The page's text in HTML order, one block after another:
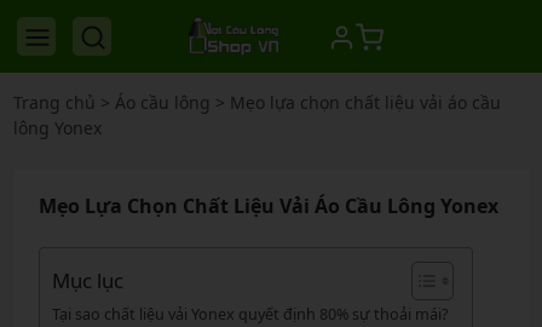
Trang chủ > Áo cầu lông > Mẹo lựa chọn chất liệu vải áo cầu
lông Yonex
Mẹo Lựa Chọn Chất Liệu Vải Áo Cầu Lông Yonex
Mục lục
Tại sao chất liệu vải Yonex quyết định 80% sự thoải mái?